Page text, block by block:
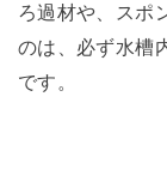
ろ過材や、スポ
のは、必ず水槽
です。